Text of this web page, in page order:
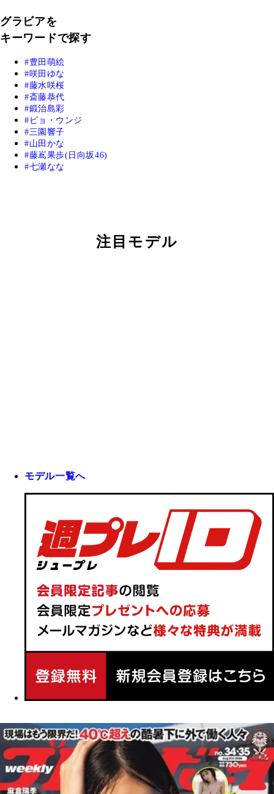
グラビアを
キーワードで探す
豊田萌絵
咲田ゆな
藤水咲桜
斎藤恭代
鍛治島彩
ピョ・ウンジ
三園響子
山田かな
藤嶌果歩(日向坂46)
七瀬なな
注目モデル
モデル一覧へ